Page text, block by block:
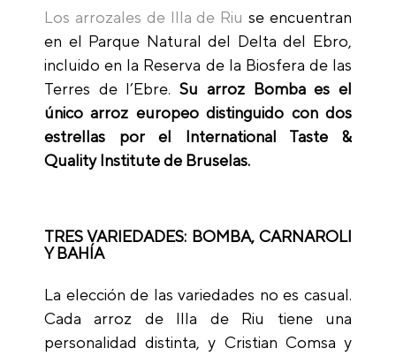
Los arrozales de Illa de Riu se encuentran
en el Parque Natural del Delta del Ebro,
incluido en la Reserva de la Biosfera de las
Terres de l’Ebre.Su arroz Bomba es el
único arroz europeo distinguido con dos
estrellas por el International Taste &
Quality Institute de Bruselas.
TRES VARIEDADES: BOMBA, CARNAROLI
Y BAHÍA
La elección de las variedades no es casual.
Cada arroz de Illa de Riu tiene una
personalidad distinta, y Cristian Comsa y